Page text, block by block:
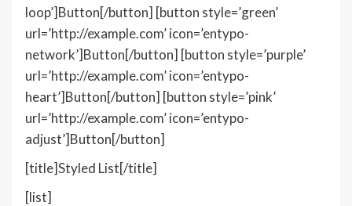
loop’]Button[/button] [button style=’green’
url=’http://example.com’ icon=’entypo-
network’]Button[/button] [button style=’purple’
url=’http://example.com’ icon=’entypo-
heart’]Button[/button] [button style=’pink’
url=’http://example.com’ icon=’entypo-
adjust’]Button[/button]
[title]Styled List[/title]
[list]